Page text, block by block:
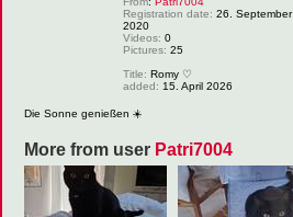
Registration date: 26. September
2020
Videos: 0
Pictures: 25
Title: Romy ♡
added: 15. April 2026
Die Sonne genießen ☀️
More from user Patri7004